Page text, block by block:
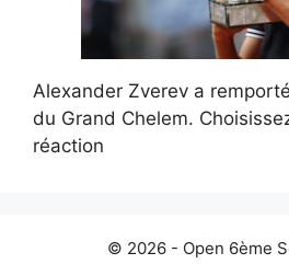
Alexander Zverev a
du Grand Chelem.
réaction
© 2026 - Open 6ème